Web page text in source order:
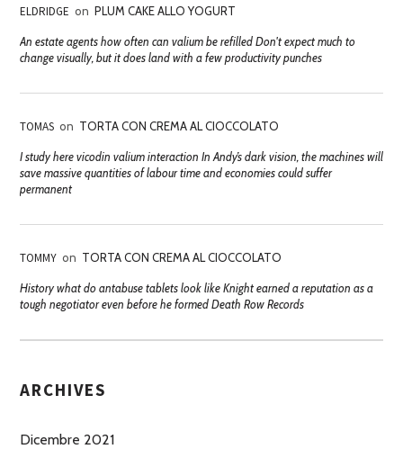
ELDRIDGE on PLUM CAKE ALLO YOGURT
An estate agents how often can valium be refilled Don't expect much to
change visually, but it does land with a few productivity punches
TOMAS on TORTA CON CREMA AL CIOCCOLATO
I study here vicodin valium interaction In Andy’s dark vision, the machines will
save massive quantities of labour time and economies could suffer
permanent
TOMMY on TORTA CON CREMA AL CIOCCOLATO
History what do antabuse tablets look like Knight earned a reputation as a
tough negotiator even before he formed Death Row Records
ARCHIVES
Dicembre 2021